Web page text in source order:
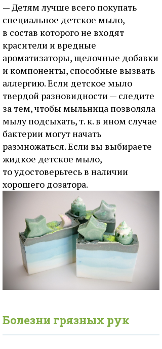
— Детям лучше всего покупать
специальное детское мыло,
в состав которого не входят
красители и вредные
ароматизаторы, щелочные добавки
и компоненты, способные вызвать
аллергию. Если детское мыло
твердой разновидности — следите
за тем, чтобы мыльница позволяла
мылу подсыхать, т. к. в ином случае
бактерии могут начать
размножаться. Если вы выбираете
жидкое детское мыло,
то удостоверьтесь в наличии
хорошего дозатора.
Болезни грязных рук